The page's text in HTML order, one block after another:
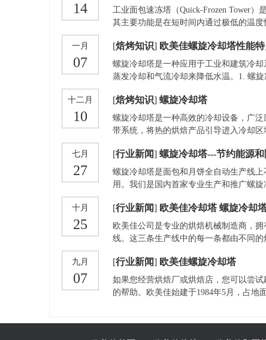
14
工业面包速冻塔（Quick-Frozen Tower）
其主要功能是在短时间内通过极低的温
冻结，防止食物因冷却过慢而失去口感
介质能够迅速将面包或其他食品表面的
度和原始风味。 4. 5.
一月
07
[焙烤知识] 欧美佳螺旋冷却塔性能
螺旋冷却塔是一种应用于工业和建筑冷
蒸发冷却和气流冷却来降低水温。1. 螺
下降。· 气流：螺旋塔内通常会通过风机
水分蒸发时，水的温度降低，剩余的冷
十二月
10
[焙烤知识] 螺旋冷却塔
螺旋冷却塔是一种高效的冷却设备，广
带系统，将热的烘焙产品引导进入冷却
空间、提高冷却效率以及能够处理大量
确保最佳的冷却效果。 螺旋冷却塔七大
七月
27
[行业新闻] 螺旋冷却塔---节约能源
螺旋冷却塔是面包和月饼全自动生产线
用。我们是国内首家专业生产和推广螺
大提高了产品的品质。
十月
25
[行业新闻] 欧美佳冷却塔 螺旋冷却
欧美佳公司是专业的烘焙机械制造商，
线。这三条生产线中的每一条都由不同
九月
07
[行业新闻] 欧美佳螺旋冷却塔
如果您经营烘焙厂或烘焙店，您可以尝
的帮助。欧美佳始建于1984年5月，占地